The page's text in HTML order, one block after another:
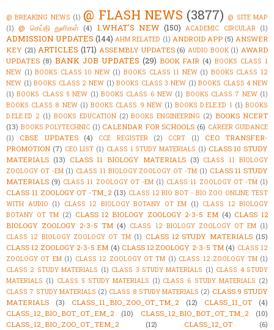
@ BREAKING NEWS (1) @ FLASH NEWS (3877) @ SITE MAP
(1) @ செய்தி துளிகள் (4) 1.WHAT'S NEW (150) ACADEMIC CIRCULAR (1)
ADMISSION UPDATES (144) AHM RELATED (1) ANDROID APP (5) ANSWER
KEY (21) ARTICLES (171) ASSEMBLY UPDATES (6) AUDIO BOOK (1) AWARD
UPDATES (8) BANK JOB UPDATES (29) BOOK FAIR (4) BOOKS CLASS 1
NEW (1) BOOKS CLASS 10 NEW (1) BOOKS CLASS 11 NEW (1) BOOKS CLASS 12
NEW (1) BOOKS CLASS 2 NEW (1) BOOKS CLASS 3 NEW (1) BOOKS CLASS 4 NEW
(1) BOOKS CLASS 5 NEW (1) BOOKS CLASS 6 NEW (1) BOOKS CLASS 7 NEW (1)
BOOKS CLASS 8 NEW (1) BOOKS CLASS 9 NEW (1) BOOKS D.ELE.ED 1 (1) BOOKS
D.ELE.ED 2 (1) BOOKS EDUCATION (2) BOOKS ENGINEERING (2) BOOKS NCERT
(13) BOOKS POLYTECHNIC (1) CALENDAR FOR SCHOOLS (6) CAREER GUIDANCE
(1)
CBSE UPDATES (4) CCE REGISTER (2) CCRT (1)
CEO TRANSFER-
PROMOTION (7) CEO LIST (1) CLASS 1 STUDY MATERIALS (1) CLASS 10 STUDY
MATERIALS (13) CLASS 11 BIOLOGY MATERIALS (3) CLASS 11 BIOLOGY
ZOOLOGY OT -EM (1) CLASS 11 BIOLOGY ZOOLOGY OT -TM (1) CLASS 11 STUDY
MATERIALS (9) CLASS 11 ZOOLOGY OT -EM (1) CLASS 11 ZOOLOGY OT -TM (1)
CLASS 11 ZOOLOGY OT -TM_2 (13) CLASS 12 BIO BOT - BIO ZOO ONLINE TEST
WITH AUDIO (1) CLASS 12 BIOLOGY BOTANY OT EM (1) CLASS 12 BIOLOGY
BOTANY OT TM (2) CLASS 12 BIOLOGY ZOOLOGY 2-3-5 EM (4) CLASS 12
BIOLOGY ZOOLOGY 2-3-5 TM (4) CLASS 12 BIOLOGY ZOOLOGY OT EM (1)
CLASS 12 BIOLOGY ZOOLOGY OT TM (1) CLASS 12 STUDY MATERIALS (15)
CLASS 12 ZOOLOGY 2-3-5 EM (4) CLASS 12 ZOOLOGY 2-3-5 TM (4) CLASS 12
ZOOLOGY OT EM (1) CLASS 12 ZOOLOGY OT TM (1) CLASS 12 ZOOLOGY TM (1)
CLASS 2 STUDY MATERIALS (1) CLASS 3 STUDY MATERIALS (1) CLASS 4 STUDY
MATERIALS (1) CLASS 5 STUDY MATERIALS (1) CLASS 6 STUDY MATERIALS (2)
CLASS 7 STUDY MATERIALS (2) CLASS 8 STUDY MATERIALS (2) CLASS 9 STUDY
MATERIALS
(3) CLASS_11_BIO_ZOO_OT_TM_2 (12) CLASS_11_OT
(4)
CLASS_12_BIO_BOT_OT_EM_2
(10) CLASS_12_BIO_BOT_OT_TM_2
(10)
CLASS_12_BIO_ZOO_OT_TEM_2
(12) CLASS_12_OT
(6)